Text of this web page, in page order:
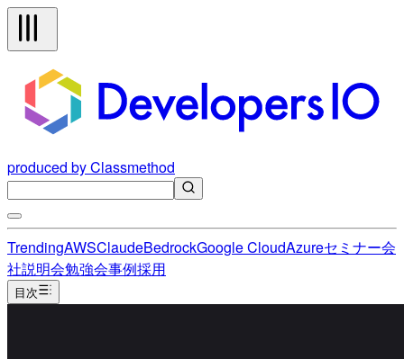
produced by Classmethod
TrendingAWSClaudeBedrockGoogle CloudAzureセミナー会
社説明会勉強会事例採用
目次